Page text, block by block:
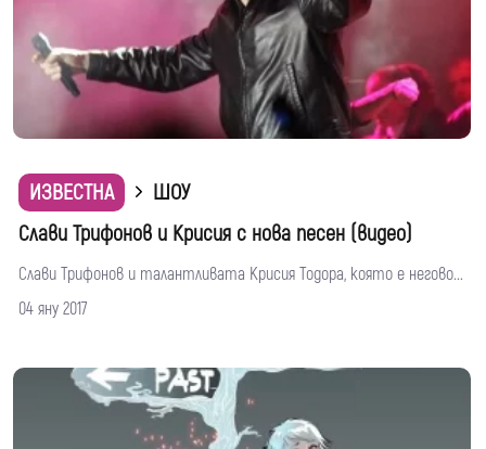
ИЗВЕСТНА
ШОУ
Слави Трифонов и Крисия с нова песен (видео)
Слави Трифонов и талантливата Крисия Тодора, която е негово...
04 яну 2017